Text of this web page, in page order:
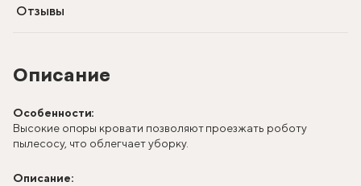
Описание
Особенности:
Высокие опоры кровати позволяют проезжать роботу
пылесосу, что облегчает уборку.
Описание:
Отзывы